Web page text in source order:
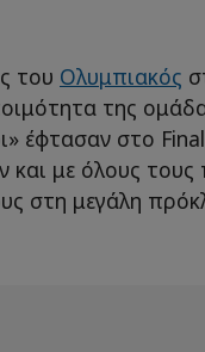
του Ολυμπιακός
της
έφτασαν στο
και με όλους τους
στη μεγάλη